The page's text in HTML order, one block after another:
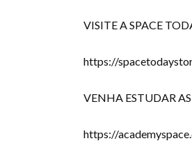
VISITE A SPACE
https://
VENHA ESTUDAR
https://